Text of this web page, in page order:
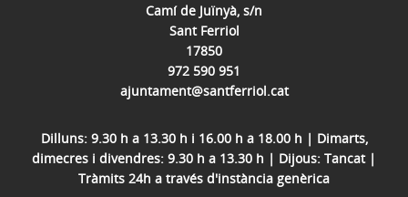
Camí de Juïnyà, s/n
Sant Ferriol
17850
972 590 951
ajuntament@santferriol.cat
Dilluns: 9.30 h a 13.30 h i 16.00 h a 18.00 h | Dimarts,
dimecres i divendres: 9.30 h a 13.30 h | Dijous: Tancat |
Tràmits 24h a través d'instància genèrica